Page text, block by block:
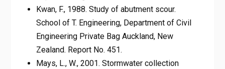
Kwan, F., 1988. Study of abutment scour.
School of T. Engineering, Department of Civil
Engineering Private Bag Auckland, New
Zealand. Report No. 451.
Mays, L., W., 2001. Stormwater collection